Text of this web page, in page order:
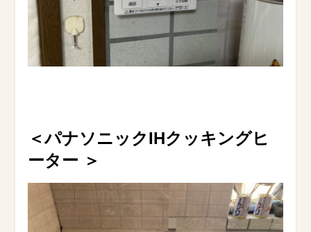
＜パナソニックIHクッキングヒ
ーター ＞